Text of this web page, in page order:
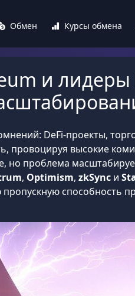
Обмен Курсы обмена
и
DeFi-проекты,
провоцируя высокие
но проблема
, Optimism, zkSync и
способность